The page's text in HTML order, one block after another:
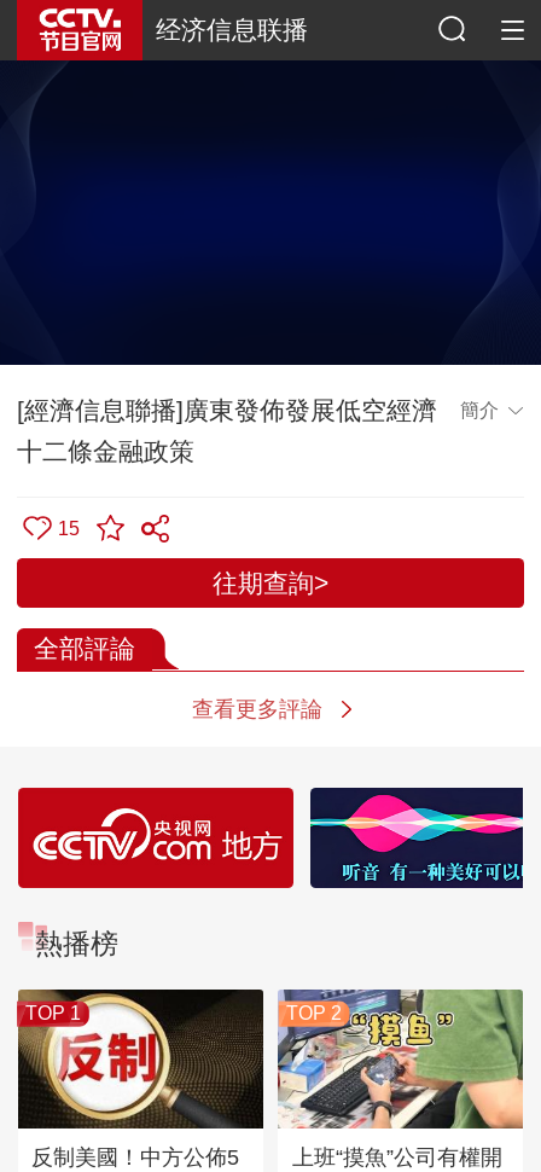
经济信息联播
[經濟信息聯播]廣東發佈發展低空經濟
十二條金融政策
簡介
15
往期查詢>
全部評論
查看更多評論
熱播榜
TOP 1
反制美國！中方公佈5
TOP 2
上班“摸魚”公司有權開